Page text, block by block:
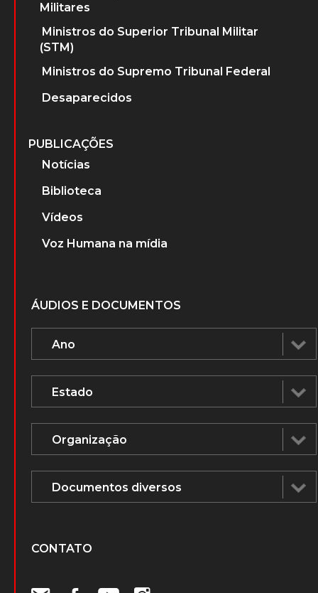
Militares
Ministros do Superior Tribunal Militar
(STM)
Ministros do Supremo Tribunal Federal
Desaparecidos
PUBLICAÇÕES
Notícias
Biblioteca
Vídeos
Voz Humana na mídia
ÁUDIOS E DOCUMENTOS
CONTATO